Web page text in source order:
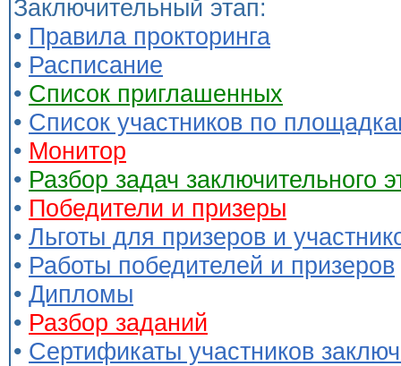
Заключительный этап:
• Правила прокторинга
• Расписание
• Список приглашенных
• Список участников по
• Монитор
• Разбор задач заключительного
• Победители и призеры
• Льготы для призеров и
• Работы победителей и призеров
• Дипломы
• Разбор заданий
• Сертификаты участников